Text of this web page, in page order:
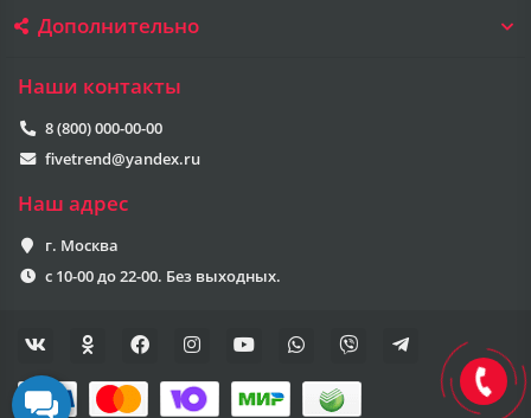
Дополнительно
Наши контакты
8 (800) 000-00-00
fivetrend@yandex.ru
Наш адрес
г. Москва
с 10-00 до 22-00. Без выходных.